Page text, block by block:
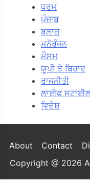
ਧਰਮ
ਪੰਜਾਬ
ਬਲਾਗ
ਮਨੋਰੰਜਨ
ਮੌਸਮ
ਯੂਪੀ ਤੇ ਬਿਹਾਰ
ਰਾਜਨੀਤੀ
ਲਾਈਫ
ਵਿਦੇਸ਼
About Contact
Copyright @ 2026